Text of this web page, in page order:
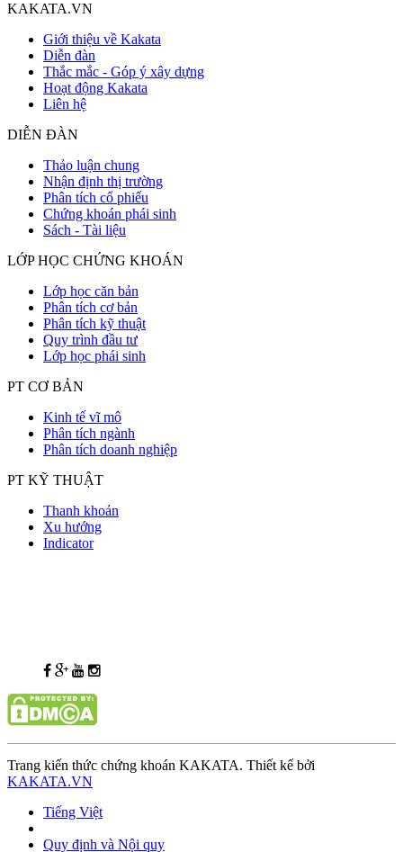
KAKATA.VN
Giới thiệu về Kakata
Diễn đàn
Thắc mắc - Góp ý xây dựng
Hoạt động Kakata
Liên hệ
DIỄN ĐÀN
Thảo luận chung
Nhận định thị trường
Phân tích cổ phiếu
Chứng khoán phái sinh
Sách - Tài liệu
LỚP HỌC CHỨNG KHOÁN
Lớp học căn bản
Phân tích cơ bản
Phân tích kỹ thuật
Quy trình đầu tư
Lớp học phái sinh
PT CƠ BẢN
Kinh tế vĩ mô
Phân tích ngành
Phân tích doanh nghiệp
PT KỸ THUẬT
Thanh khoản
Xu hướng
Indicator
Trang kiến thức chứng khoán KAKATA. Thiết kế bởi
KAKATA.VN
Tiếng Việt
Quy định và Nội quy